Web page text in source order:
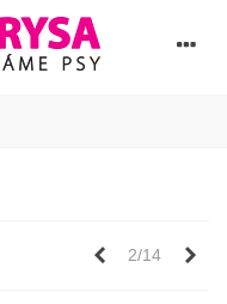
Předchozí
2/14